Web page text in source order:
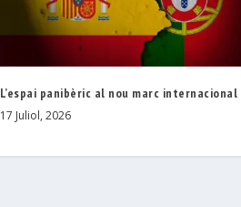
L’espai panibèric al nou marc internacional
17 Juliol, 2026